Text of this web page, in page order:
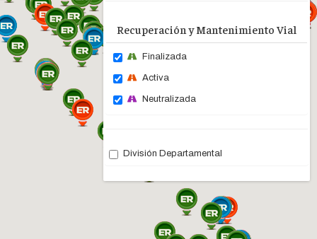
Recuperación y Mantenimiento Vial
Finalizada
Activa
Neutralizada
División Departamental